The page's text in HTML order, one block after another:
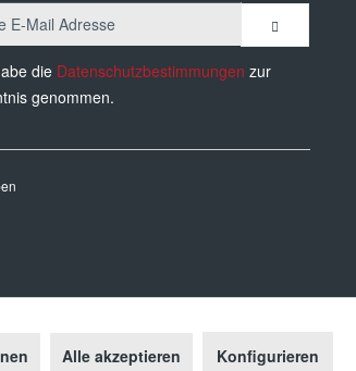
die Datenschutzbestimmungen zur
genommen.
Alle akzeptieren Konfigurieren